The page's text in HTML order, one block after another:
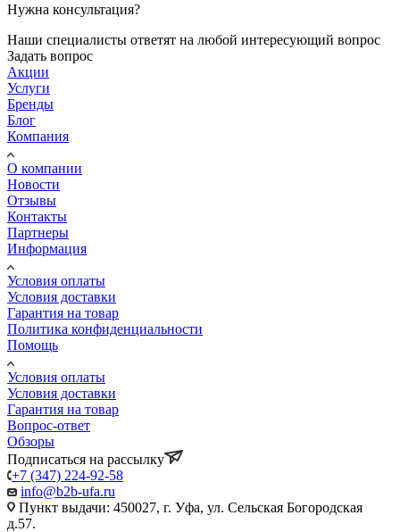
Нужна консультация?
Наши специалисты ответят на любой интересующий вопрос
Задать вопрос
Акции
Услуги
Бренды
Блог
Компания
О компании
Новости
Отзывы
Контакты
Партнеры
Информация
Условия оплаты
Условия доставки
Гарантия на товар
Политика конфиденциальности
Помощь
Условия оплаты
Условия доставки
Гарантия на товар
Вопрос-ответ
Обзоры
Подписаться на рассылку
+7 (347) 224-92-58
info@b2b-ufa.ru
Пункт выдачи: 450027, г. Уфа, ул. Сельская Богородская
д.57.